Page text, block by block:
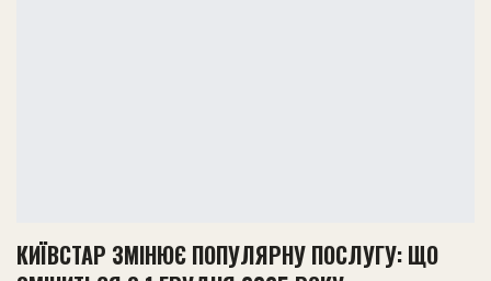
КИЇВСТАР ЗМІНЮЄ ПОПУЛЯРНУ ПОСЛУГУ: ЩО